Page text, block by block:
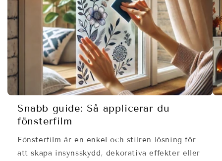
Snabb guide: Så applicerar du
fönsterfilm
Fönsterfilm är en enkel och stilren lösning för
att skapa insynsskydd, dekorativa effekter eller